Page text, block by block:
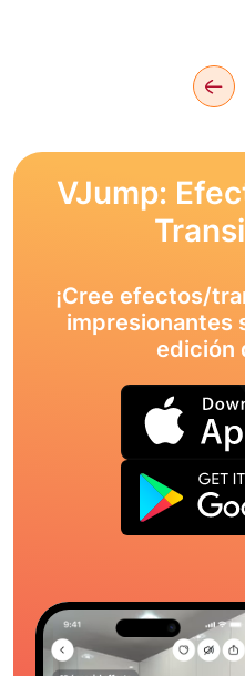
VJump:
¡Cree efectos/
impresionantes
edición